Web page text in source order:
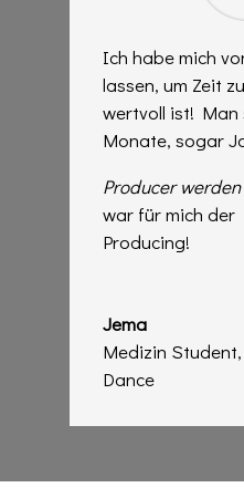
Ich habe mich
lassen, um Zeit
wertvoll ist!
Monate, sogar
Producer
war für mich der
Producing!
Jema
Medizin Student,
Dance